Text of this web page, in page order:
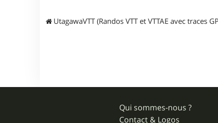
UtagawaVTT (Randos VTT et VTTAE avec traces
Qui sommes-nous ?
Contact & Logos